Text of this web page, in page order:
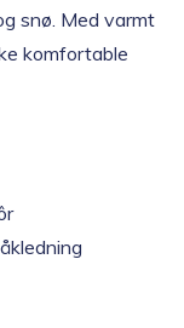
snø. Med varmt
komfortable